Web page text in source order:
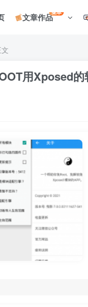
文章作品菜单
用Xposed的